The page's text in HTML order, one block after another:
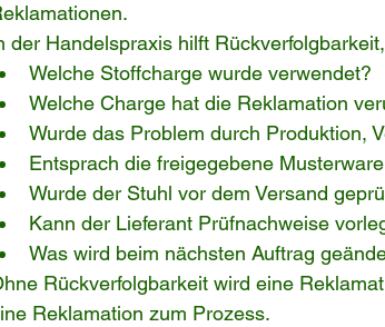
der Handelspraxis hilft
Welche Stoffcharge wurde verwendet?
Welche Charge hat die Reklamation
Wurde das Problem durch Produktion,
Entsprach die freigegebene
Wurde der Stuhl vor dem Versand
Kann der Lieferant Prüfnachweise
Was wird beim nächsten Auftrag
Rückverfolgbarkeit wird eine
Reklamation zum Prozess.